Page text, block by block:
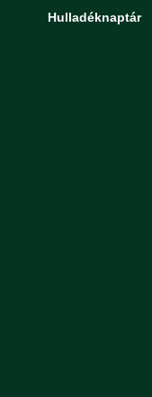
Hulladéknaptár